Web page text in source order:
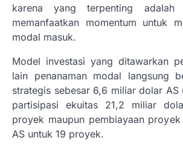
karena yang terpenting adalah
memanfaatkan momentum untuk
modal masuk.
Model investasi yang ditawarkan
lain penanaman modal langsung
strategis sebesar 6,6 miliar dolar AS
partisipasi ekuitas 21,2 miliar
proyek maupun pembiayaan
AS untuk 19 proyek.